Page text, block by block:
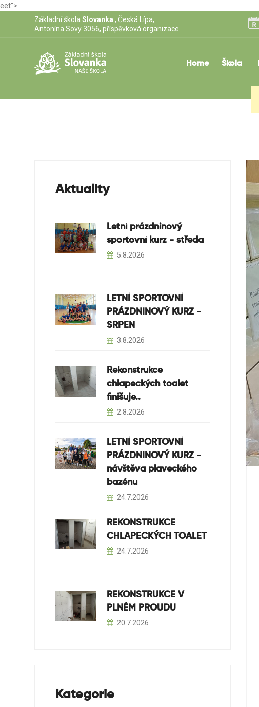
eet">
Základní škola Slovanka , Česká Lípa,
Antonína Sovy 3056, příspěvková organizace
Home Škola
Aktuality
Letní prázdninový
sportovní kurz - středa
5.8.2026
LETNÍ SPORTOVNÍ
PRÁZDNINOVÝ KURZ -
SRPEN
3.8.2026
Rekonstrukce
chlapeckých toalet
finišuje..
2.8.2026
LETNÍ SPORTOVNÍ
PRÁZDNINOVÝ KURZ -
návštěva plaveckého
bazénu
24.7.2026
REKONSTRUKCE
CHLAPECKÝCH TOALET
24.7.2026
REKONSTRUKCE V
PLNÉM PROUDU
20.7.2026
Kategorie